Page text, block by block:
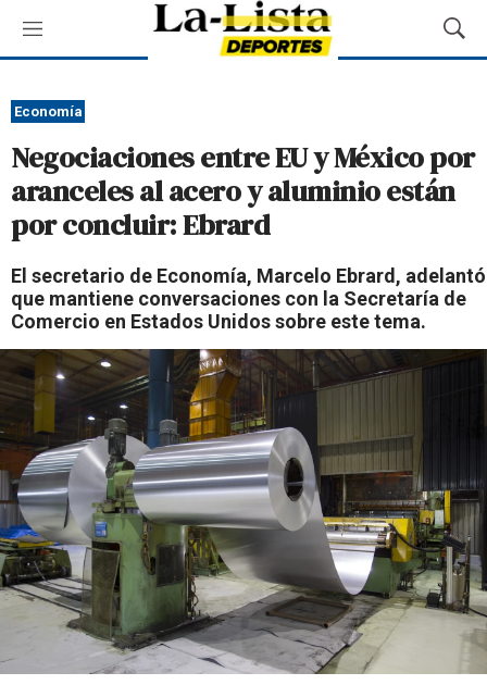
M
e
ú
M
o
a
r
B
q
u
e
a
Economía
Negociaciones entre EU y México por
aranceles al acero y aluminio están
por concluir: Ebrard
El secretario de Economía, Marcelo Ebrard, adelantó
que mantiene conversaciones con la Secretaría de
Comercio en Estados Unidos sobre este tema.